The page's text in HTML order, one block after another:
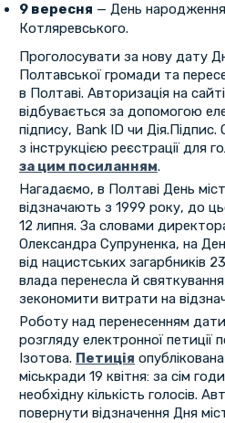
9 вересня — День
Котляревського.
Проголосувати за нову дату
Полтавської громади та
в Полтаві. Авторизація на
відбувається за допомогою
підпису, Bank ID чи
з інструкцією реєстрації для
за цим посиланням.
Нагадаємо, в Полтаві День
відзначають з 1999 року, до
12 липня. За словами
Олександра Супруненка, на
від нацистських загарбників
влада перенесла й
зекономити витрати на
Роботу над перенесенням
розгляду електронної петиції
Ізотова. Петиція
міськради 19 квітня: за сім
необхідну кількість голосів.
повернути відзначення Дня